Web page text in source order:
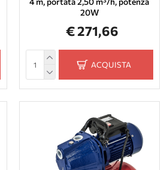
20W
€ 271,66
ACQUISTA